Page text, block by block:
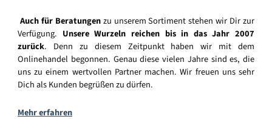
Auch für Beratungenzu unserem Sortiment stehen wir Dir zur
Verfügung. Unsere Wurzeln reichen bis in das Jahr 2007
zurück. Denn zu diesem Zeitpunkt haben wir mit dem
Onlinehandel begonnen. Genau diese vielen Jahre sind es, die
uns zu einem wertvollen Partner machen. Wir freuen uns sehr
Dich als Kunden begrüßen zu dürfen.
Mehr erfahren